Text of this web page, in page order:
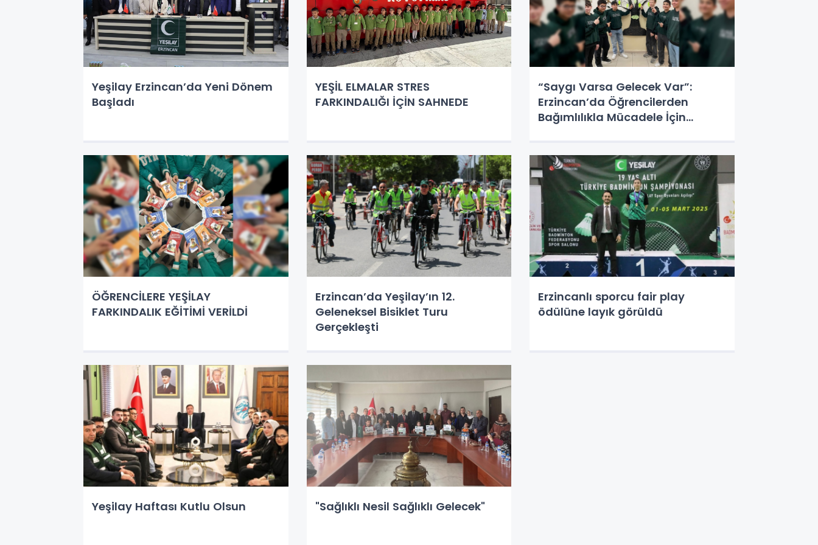
Yeşilay Erzincan’da Yeni Dönem
Başladı
YEŞİL ELMALAR STRES
FARKINDALIĞI İÇİN SAHNEDE
“Saygı Varsa Gelecek Var”:
Erzincan’da Öğrencilerden
Bağımlılıkla Mücadele İçin
ÖĞRENCİLERE YEŞİLAY
FARKINDALIK EĞİTİMİ VERİLDİ
Erzincan’da Yeşilay’ın 12.
Geleneksel Bisiklet Turu
Gerçekleşti
Erzincanlı sporcu fair play
ödülüne layık görüldü
Yeşilay Haftası Kutlu Olsun "Sağlıklı Nesil Sağlıklı Gelecek"